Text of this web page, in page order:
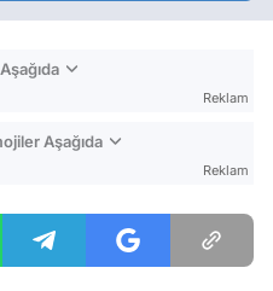
Reklam
Aşağıda
Reklam